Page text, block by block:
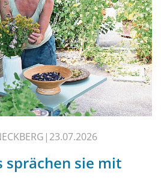
23.07.2026
sprächen sie mit